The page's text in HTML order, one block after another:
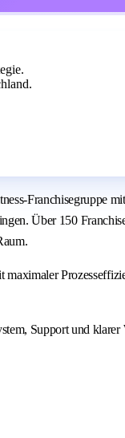
Franchisegruppe
Über 150
Support und klarer